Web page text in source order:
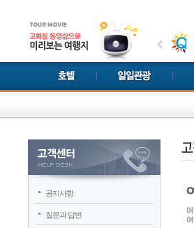
공지사항
질문과 답변